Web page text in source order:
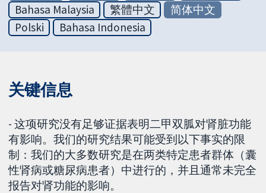
Bahasa Malaysia
繁體中文
简体中文
Polski
Bahasa Indonesia
关键信息
- 这项研究没有足够证据表明二甲双胍对肾脏功能
有影响。我们的研究结果可能受到以下事实的限
制：我们的大多数研究是在两类特定患者群体（囊
性肾病或糖尿病患者）中进行的，并且通常未完全
报告对肾功能的影响。